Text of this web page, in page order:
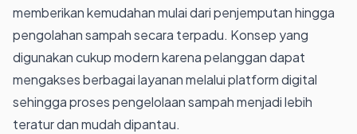
memberikan kemudahan mulai dari penjemputan hingga
pengolahan sampah secara terpadu. Konsep yang
digunakan cukup modern karena pelanggan dapat
mengakses berbagai layanan melalui platform digital
sehingga proses pengelolaan sampah menjadi lebih
teratur dan mudah dipantau.